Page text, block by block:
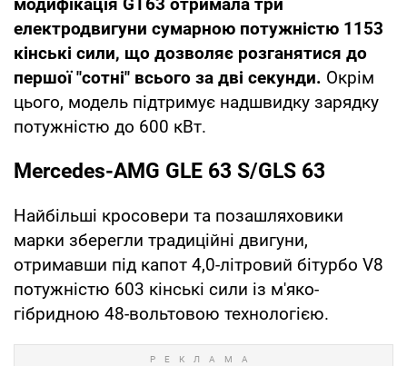
електродвигуни сумарною потужністю 1153
кінські сили, що дозволяє розганятися до
першої "сотні" всього за дві секунди. Окрім
цього, модель підтримує надшвидку зарядку
потужністю до 600 кВт.
Mercedes-AMG GLE 63 S/GLS 63
Найбільші кросовери та позашляховики
марки зберегли традиційні двигуни,
отримавши під капот 4,0-літровий бітурбо V8
потужністю 603 кінські сили із м'яко-
гібридною 48-вольтовою технологією.